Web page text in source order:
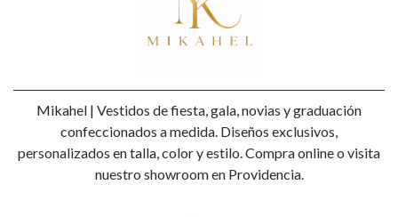
Mikahel | Vestidos de fiesta, gala, novias y graduación
confeccionados a medida. Diseños exclusivos,
personalizados en talla, color y estilo. Compra online o visita
nuestro showroom en Providencia.